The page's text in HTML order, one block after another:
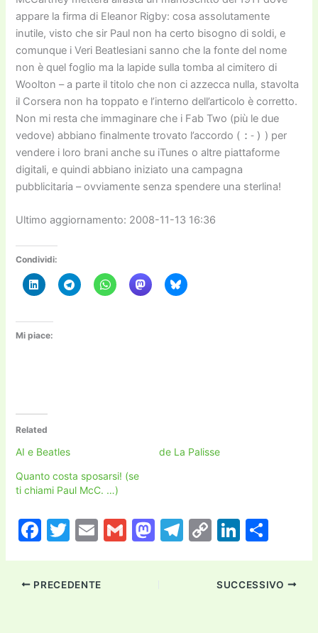
appare la firma di Eleanor Rigby: cosa assolutamente
inutile, visto che sir Paul non ha certo bisogno di soldi, e
comunque i Veri Beatlesiani sanno che la fonte del nome
non è quel foglio ma la lapide sulla tomba al cimitero di
Woolton – a parte il titolo che non ci azzecca nulla, stavolta
il Corsera non ha toppato e l’interno dell’articolo è corretto.
Non mi resta che immaginare che i Fab Two (più le due
vedove) abbiano finalmente trovato l’accordo ( :-) ) per
vendere i loro brani anche su iTunes o altre piattaforme
digitali, e quindi abbiano iniziato una campagna
pubblicitaria – ovviamente senza spendere una sterlina!
Ultimo aggiornamento: 2008-11-13 16:36
Condividi:
Mi piace:
Related
AI e Beatles
de La Palisse
Quanto costa sposarsi! (se
ti chiami Paul McC. …)
F
c
e
T
itt
er
E
ai
l
G
M T
C
p
y
Li
k
e
n
di
PRECEDENTE SUCCESSIVO